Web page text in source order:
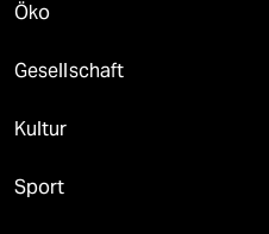
Öko
Gesellschaft
Kultur
Sport